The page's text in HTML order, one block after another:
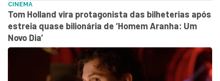
CINEMA
Tom Holland vira protagonista das bilheterias após
estreia quase bilionária de ‘Homem Aranha: Um
Novo Dia’